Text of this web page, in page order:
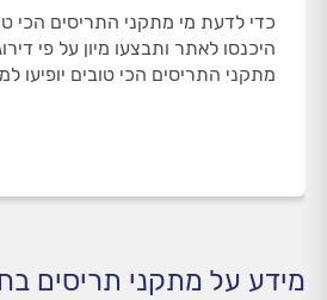
כדי לדעת מי מתקני התריסים הכי
היכנסו לאתר ותבצעו מיון על פי
מתקני התריסים הכי טובים יופיעו
מידע על מתקני תריסים